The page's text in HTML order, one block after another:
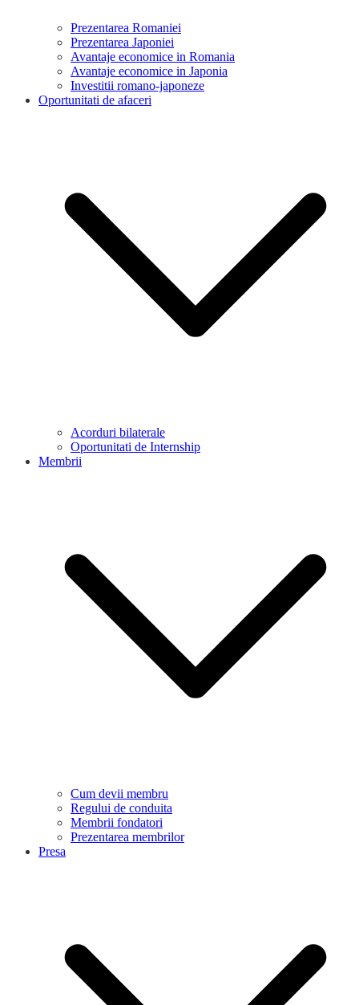
Prezentarea Romaniei
Prezentarea Japoniei
Avantaje economice in Romania
Avantaje economice in Japonia
Investitii romano-japoneze
Oportunitati de afaceri
Acorduri bilaterale
Oportunitati de Internship
Membrii
Cum devii membru
Regului de conduita
Membrii fondatori
Prezentarea membrilor
Presa